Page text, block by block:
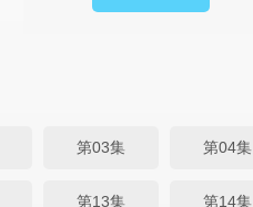
第03集 第04集
第13集 第14集